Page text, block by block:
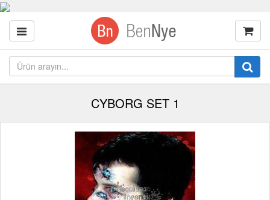
CYBORG SET 1